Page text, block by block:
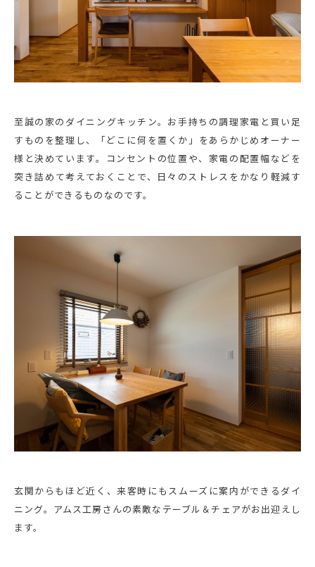
至誠の家のダイニングキッチン。お手持ちの調理家電と買い足
すものを整理し、「どこに何を置くか」をあらかじめオーナー
様と決めています。コンセントの位置や、家電の配置幅などを
突き詰めて考えておくことで、日々のストレスをかなり軽減す
ることができるものなのです。
玄関からもほど近く、来客時にもスムーズに案内ができるダイ
ニング。アムス工房さんの素敵なテーブル＆チェアがお出迎えし
ます。